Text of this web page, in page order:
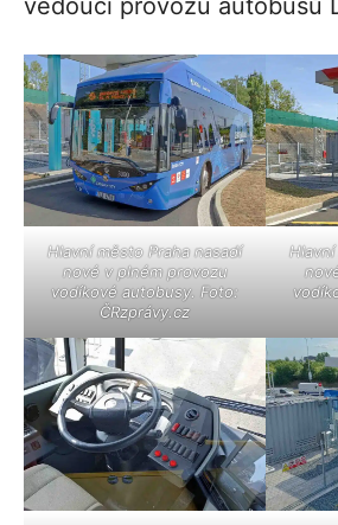
Hlavní město Praha nasadí
nové v plném provozu
vodíkové autobusy. Foto:
ČRzprávy.cz